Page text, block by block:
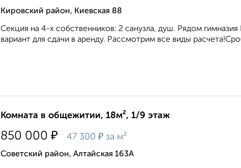
Кировский район, Киевская 88
Секция на 4-х собственников: 2 санузла, душ. Рядом
вариант для сдачи в аренду. Рассмотрим все виды
Комната в общежитии, 18м², 1/9 этаж
850 000 ₽ 47 300 ₽ за м²
Советский район, Алтайская 163А